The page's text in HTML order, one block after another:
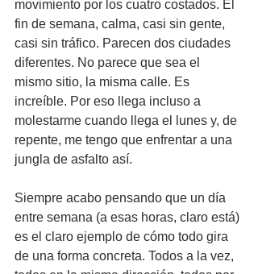
movimiento por los cuatro costados. El
fin de semana, calma, casi sin gente,
casi sin tráfico. Parecen dos ciudades
diferentes. No parece que sea el
mismo sitio, la misma calle. Es
increíble. Por eso llega incluso a
molestarme cuando llega el lunes y, de
repente, me tengo que enfrentar a una
jungla de asfalto así.
Siempre acabo pensando que un día
entre semana (a esas horas, claro está)
es el claro ejemplo de cómo todo gira
de una forma concreta. Todos a la vez,